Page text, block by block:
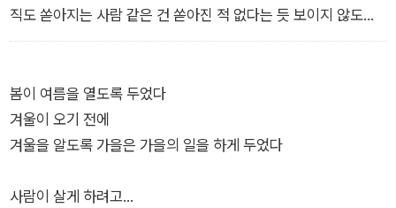
―「영원한 햇빛」 부분
좋지 않았던 건 아니고요
오월 햇빛 어디 안 간다는 사람 생겼습니다
그늘처럼 결혼했고요
직도 쏟아지는 사람 같은 건 쏟아진 적 없다는 듯 보이지 않도록
하루빨리 닦아버렸습니까.
밥을 끊는 결심이란
생명이 생명이 아니라는 말이므로.
숟가락 대신 손가락을 들이대며
봄이 여름을 열도록 두었다
겨울이 오기 전에
겨울을 알도록 가을은 가을의 일을 하게 두었다
사람이 살게 하려고